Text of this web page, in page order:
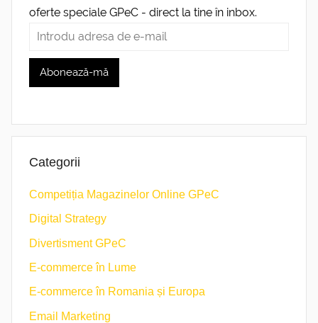
oferte speciale GPeC - direct la tine în inbox.
Categorii
Competiția Magazinelor Online GPeC
Digital Strategy
Divertisment GPeC
E-commerce în Lume
E-commerce în Romania și Europa
Email Marketing